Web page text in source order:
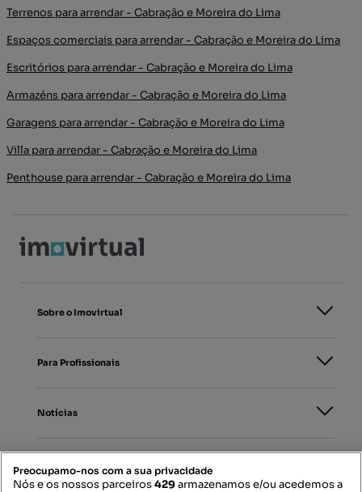
Terrenos para arrendar - Cabração e Moreira do Lima
Espaços comerciais para arrendar - Cabração e Moreira do Lima
Escritórios para arrendar - Cabração e Moreira do Lima
Armazéns para arrendar - Cabração e Moreira do Lima
Garagens para arrendar - Cabração e Moreira do Lima
Villa para arrendar - Cabração e Moreira do Lima
Penthouse para arrendar - Cabração e Moreira do Lima
Sobre o Imovirtual
Para Profissionais
Notícias
Preocupamo-nos com a sua privacidade
Nós e os nossos parceiros429armazenamos e/ou acedemos a